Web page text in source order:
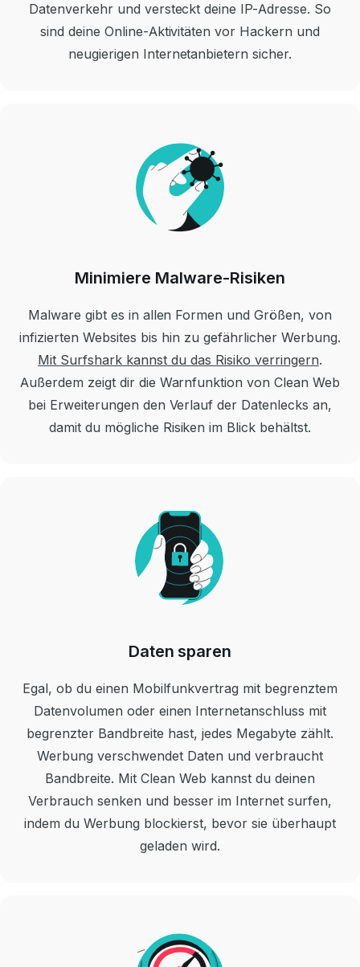
Datenverkehr und versteckt deine IP-Adresse. So
sind deine Online-Aktivitäten vor Hackern und
neugierigen Internetanbietern sicher.
Minimiere Malware-Risiken
Malware gibt es in allen Formen und Größen, von
infizierten Websites bis hin zu gefährlicher Werbung.
Mit Surfshark kannst du das Risiko verringern.
Außerdem zeigt dir die Warnfunktion von Clean Web
bei Erweiterungen den Verlauf der Datenlecks an,
damit du mögliche Risiken im Blick behältst.
Daten sparen
Egal, ob du einen Mobilfunkvertrag mit begrenztem
Datenvolumen oder einen Internetanschluss mit
begrenzter Bandbreite hast, jedes Megabyte zählt.
Werbung verschwendet Daten und verbraucht
Bandbreite. Mit Clean Web kannst du deinen
Verbrauch senken und besser im Internet surfen,
indem du Werbung blockierst, bevor sie überhaupt
geladen wird.